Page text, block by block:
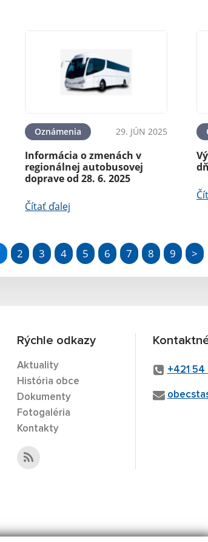
Oznámenia 29. JÚN 2025
Informácia o zmenách v
regionálnej autobusovej
doprave od 28. 6. 2025
Čítať ďalej
2 3 4 5 6 7 8 9 >
Rýchle odkazy
Aktuality
História obce
Dokumenty
Fotogaléria
Kontakty
+421